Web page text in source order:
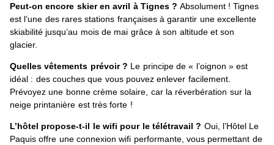
Peut-on encore skier en avril à Tignes ? Absolument ! Tignes
est l’une des rares stations françaises à garantir une excellente
skiabilité jusqu’au mois de mai grâce à son altitude et son
glacier.
Quelles vêtements prévoir ? Le principe de « l’oignon » est
idéal : des couches que vous pouvez enlever facilement.
Prévoyez une bonne crème solaire, car la réverbération sur la
neige printanière est très forte !
L’hôtel propose-t-il le wifi pour le télétravail ? Oui, l’Hôtel Le
Paquis offre une connexion wifi performante, vous permettant de